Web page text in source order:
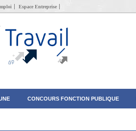
Espace Entreprise
CONCOURS FONCTION PUBLIQUE